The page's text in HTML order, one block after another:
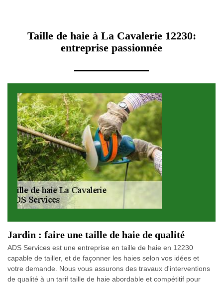
Taille de haie à La Cavalerie 12230:
entreprise passionnée
Jardin : faire une taille de haie de qualité
ADS Services est une entreprise en taille de haie en 12230
capable de tailler, et de façonner les haies selon vos idées et
votre demande. Nous vous assurons des travaux d'interventions
de qualité à un tarif taille de haie abordable et compétitif pour